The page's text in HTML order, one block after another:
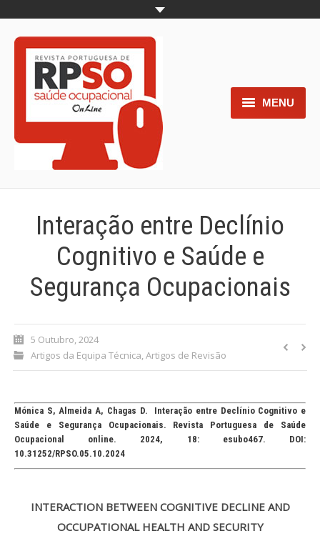
MENU
Home
Documentos necessários à
Processo de submissão
Formação Profissional
Bolsa de emprego (oferta/
procura)
Investigarem
Interação entre Declínio
Cognitivo e Saúde e
Segurança Ocupacionais
5 Outubro, 2024
Artigos da Equipa Técnica,Artigos de Revisão
Mónica S, Almeida A, Chagas D. Interação entre Declínio Cognitivo e
Saúde e Segurança Ocupacionais. Revista Portuguesa de Saúde
Ocupacional online. 2024, 18: esubo467. DOI:
10.31252/RPSO.05.10.2024
INTERACTION BETWEEN COGNITIVE DECLINE AND
OCCUPATIONAL HEALTH AND SECURITY